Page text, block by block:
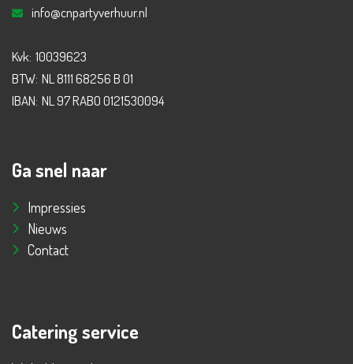
info@cnpartyverhuur.nl
Kvk: 10039623
BTW: NL 8111 68256 B 01
IBAN: NL 97 RABO 0121530094
Ga snel naar
Impressies
Nieuws
Contact
Catering service